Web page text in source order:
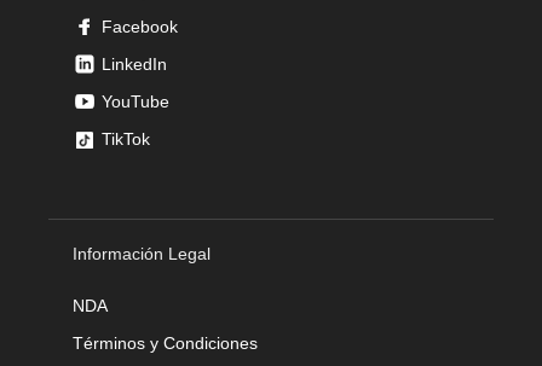
Facebook
LinkedIn
YouTube
TikTok
Información Legal
NDA
Términos y Condiciones